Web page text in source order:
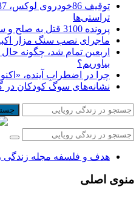
تراستی‌ها
پرونده 3100 قتل به صلح و سازش ختم شد
ماجرای نصب سنگ مزار
اربعین تمام شد، چگونه
بیاوریم؟
چرا در اضطرابِ آینده،
نشانه‌های سوگ کودکان در
هدف و فلسفه مجله زندگی
منوی اصلی